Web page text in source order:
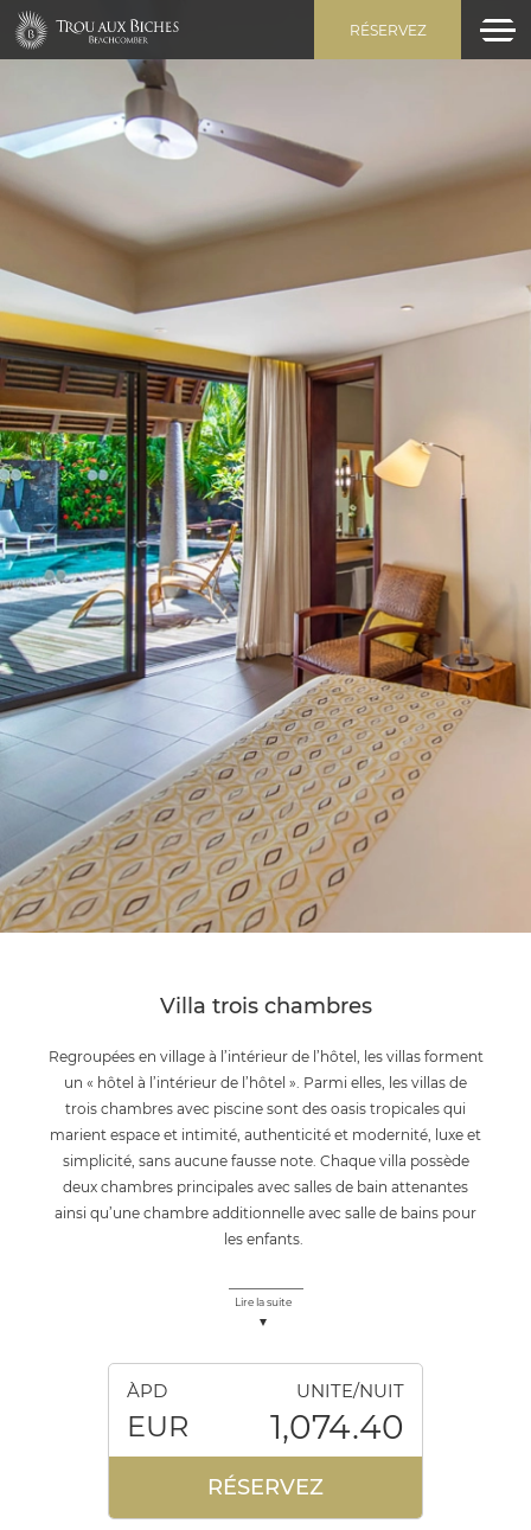
RÉSERVEZ
Villa trois chambres
Regroupées en village à l’intérieur de l’hôtel, les villas forment
un « hôtel à l’intérieur de l’hôtel ». Parmi elles, les villas de
trois chambres avec piscine sont des oasis tropicales qui
marient espace et intimité, authenticité et modernité, luxe et
simplicité, sans aucune fausse note. Chaque villa possède
deux chambres principales avec salles de bain attenantes
ainsi qu’une chambre additionnelle avec salle de bains pour
les enfants.
Lire la suite
ÀPD UNITE/NUIT
EUR 1,074.40
RÉSERVEZ